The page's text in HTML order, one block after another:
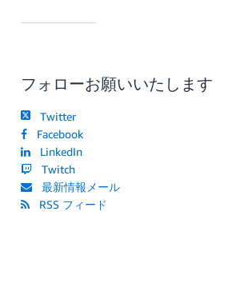
フォローお願いいたします
Twitter
Facebook
LinkedIn
Twitch
最新情報メール
RSS フィード